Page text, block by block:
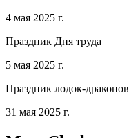
4 мая 2025 г.
Праздник Дня труда
5 мая 2025 г.
Праздник лодок-драконов
31 мая 2025 г.